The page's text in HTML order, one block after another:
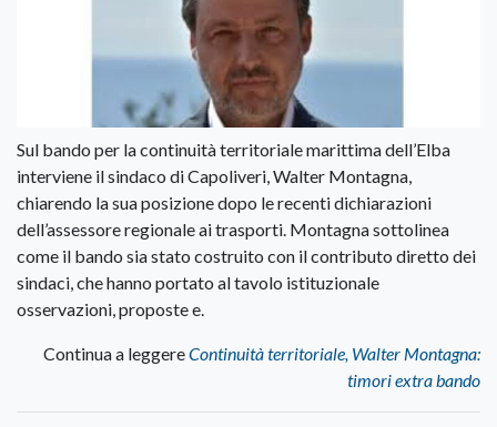
Sul bando per la continuità territoriale marittima dell’Elba
interviene il sindaco di Capoliveri, Walter Montagna,
chiarendo la sua posizione dopo le recenti dichiarazioni
dell’assessore regionale ai trasporti. Montagna sottolinea
come il bando sia stato costruito con il contributo diretto dei
sindaci, che hanno portato al tavolo istituzionale
osservazioni, proposte e.
Continua a leggereContinuità territoriale, Walter Montagna:
timori extra bando